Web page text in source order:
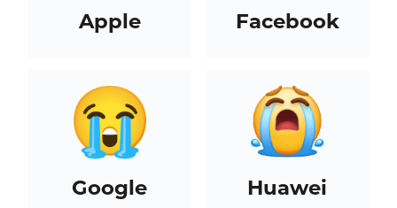
Apple Facebook
Google Huawei